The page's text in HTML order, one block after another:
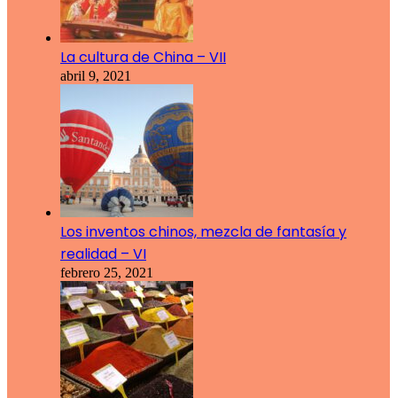
La cultura de China – VII
abril 9, 2021
Los inventos chinos, mezcla de fantasía y
realidad – VI
febrero 25, 2021